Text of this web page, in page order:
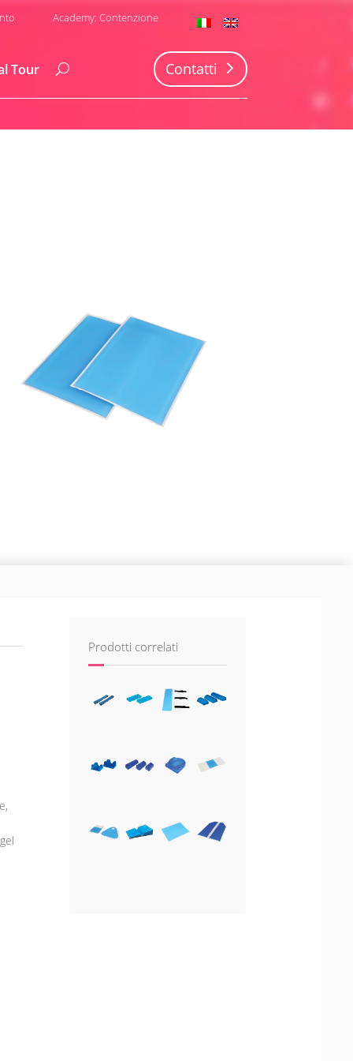
Academy: Contenzione
Tour Contatti
Prodotti correlati